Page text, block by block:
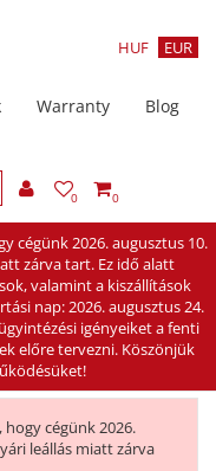
HUF EUR
Warranty
Blog
0 0
cégünk 2026. augusztus 10.
zárva tart. Ez idő alatt
valamint a kiszállítások
nap: 2026. augusztus 24.
igényeiket a fenti
előre tervezni. Köszönjük
cégünk 2026.
leállás miatt zárva